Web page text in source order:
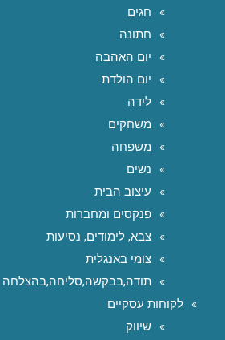
חגים
חתונה
יום האהבה
יום הולדת
לידה
משחקים
משפחה
נשים
עיצוב הבית
פנקסים ומחברות
צבא, לימודים, נסיעות
צומי באנגלית
תודה,בבקשה,סליחה,בהצלחה
לקוחות עסקיים
שיווק